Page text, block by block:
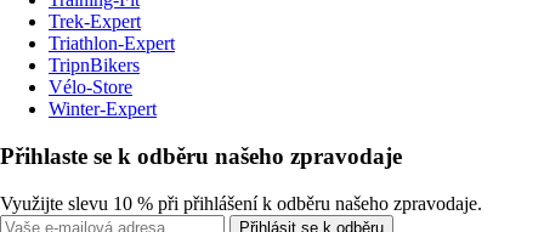
Trek-Expert
Triathlon-Expert
TripnBikers
Vélo-Store
Winter-Expert
Přihlaste se k odběru našeho zpravodaje
Využijte slevu 10 % při přihlášení k odběru našeho zpravodaje.
Přihlásit se k odběru